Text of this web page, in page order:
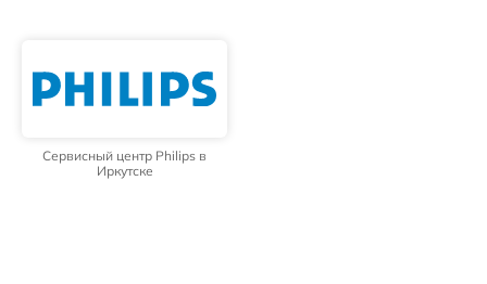
Сервисный центр Philips в
Иркутске